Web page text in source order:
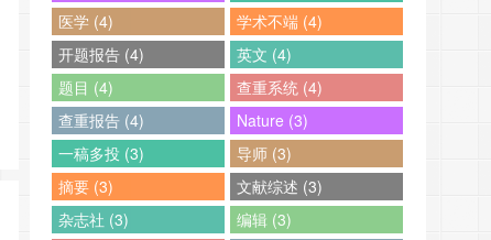
医学 (4)
学术不端 (4)
开题报告 (4)
英文 (4)
题目 (4)
查重系统 (4)
查重报告 (4)
Nature (3)
一稿多投 (3)
导师 (3)
摘要 (3)
文献综述 (3)
杂志社 (3)
编辑 (3)